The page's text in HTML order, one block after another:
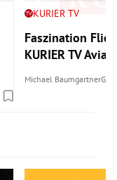
KURIER TV
Faszination
KURIER TV
Michael Baumgartner